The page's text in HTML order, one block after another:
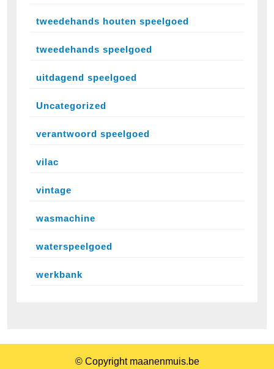
tweedehands houten speelgoed
tweedehands speelgoed
uitdagend speelgoed
Uncategorized
verantwoord speelgoed
vilac
vintage
wasmachine
waterspeelgoed
werkbank
© Copyright maanenmuis.be